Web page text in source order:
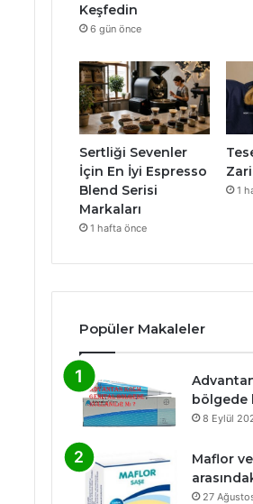
Keşfedin
6 gün önce
Sertliği Sevenler
İçin En İyi Espresso
Blend Serisi
Markaları
1 hafta önce
1
Popüler Makaleler
bölgede
8 Eylül
Maflor
27